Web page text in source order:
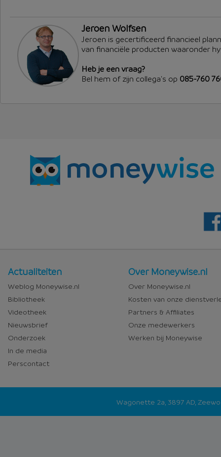
Jeroen Wolfsen
Jeroen is gecertificeerd financieel
van financiële producten waaronder
Heb je een vraag?
Bel hem of zijn collega's op 085-760
Nieuws
en
media
Actualiteiten
Weblog Moneywise.nl
Bibliotheek
Videotheek
Nieuwsbrief
Onderzoek
In de media
Perscontact
Over
Moneywise
Over Moneywise.nl
Over Moneywise.nl
Kosten van onze
Partners & Affiliates
Onze medewerkers
Werken bij Moneywise
Wagonette 2a, 3897 AD,